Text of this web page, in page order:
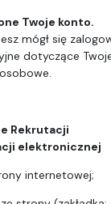
Twoje konto.
mógł się
dotyczące
Rekrutacji
elektronicznej
internetowej;